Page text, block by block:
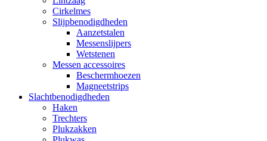
Cirkelmes
Slijpbenodigdheden
Aanzetstalen
Messenslijpers
Wetstenen
Messen accessoires
Beschermhoezen
Magneetstrips
Slachtbenodigdheden
Haken
Trechters
Plukzakken